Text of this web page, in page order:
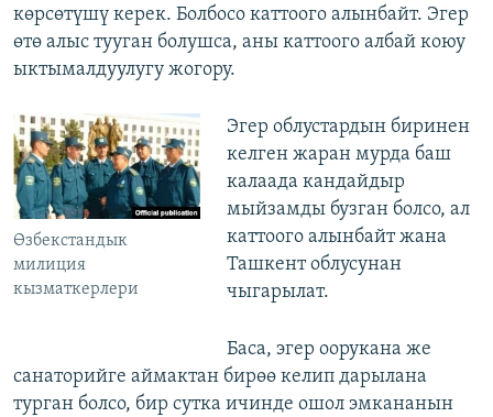
көрсөтүшү керек. Болбосо каттоого алынбайт. Эгер
өтө алыс тууган болушса, аны каттоого албай коюу
ыктымалдуулугу жогору.
Өзбекстандык
милиция
кызматкерлери
Эгер облустардын биринен
келген жаран мурда баш
калаада кандайдыр
мыйзамды бузган болсо, ал
каттоого алынбайт жана
Ташкент облусунан
чыгарылат.
Баса, эгер оорукана же
санаторийге аймактан бирөө келип дарылана
турган болсо, бир сутка ичинде ошол эмкананын